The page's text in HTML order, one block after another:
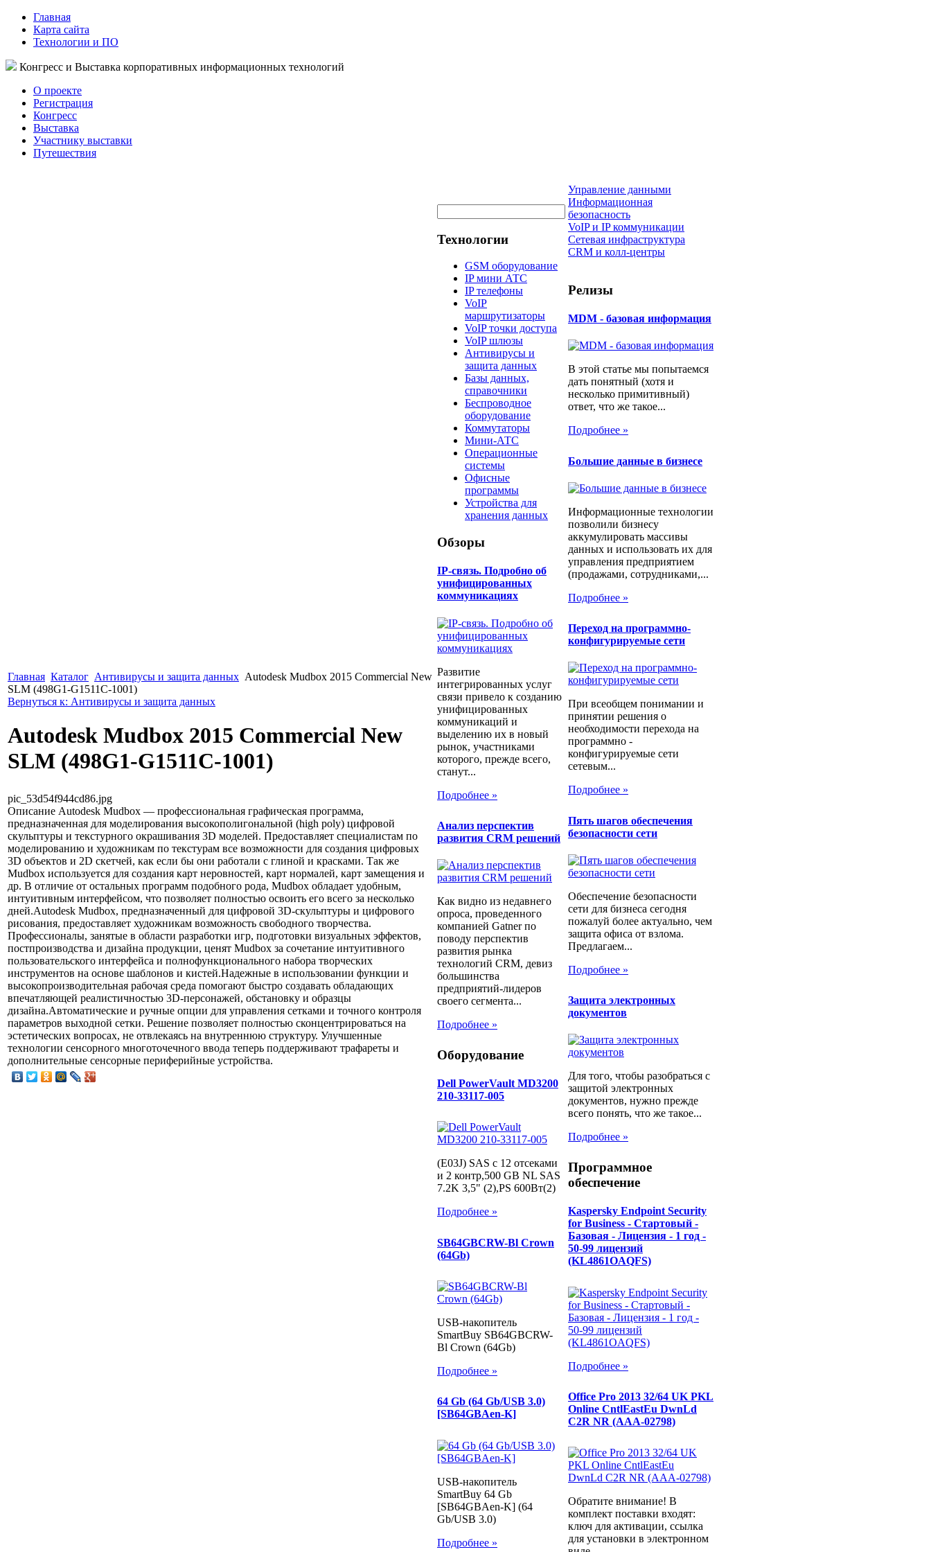
Главная
Карта сайта
Технологии и ПО
Конгресс и Выставка корпоративных информационных технологий
О проекте
Регистрация
Конгресс
Выставка
Участнику выставки
Путешествия
Главная Каталог Антивирусы и защита данных Autodesk Mudbox 2015 Commercial New
SLM (498G1-G1511C-1001)
Вернуться к: Антивирусы и защита данных
Autodesk Mudbox 2015 Commercial New
SLM (498G1-G1511C-1001)
pic_53d54f944cd86.jpg
Описание Autodesk Mudbox — профессиональная графическая программа,
предназначенная для моделирования высокополигональной (high poly) цифровой
скульптуры и текстурного окрашивания 3D моделей. Предоставляет специалистам по
моделированию и художникам по текстурам все возможности для создания цифровых
3D объектов и 2D скетчей, как если бы они работали с глиной и красками. Так же
Mudbox используется для создания карт неровностей, карт нормалей, карт замещения и
др. В отличие от остальных программ подобного рода, Mudbox обладает удобным,
интуитивным интерфейсом, что позволяет полностью освоить его всего за несколько
дней.Autodesk Mudbox, предназначенный для цифровой 3D-скульптуры и цифрового
рисования, предоставляет художникам возможность свободного творчества.
Профессионалы, занятые в области разработки игр, подготовки визуальных эффектов,
постпроизводства и дизайна продукции, ценят Mudbox за сочетание интуитивного
пользовательского интерфейса и полнофункционального набора творческих
инструментов на основе шаблонов и кистей.Надежные в использовании функции и
высокопроизводительная рабочая среда помогают быстро создавать обладающих
впечатляющей реалистичностью 3D-персонажей, обстановку и образцы
дизайна.Автоматические и ручные опции для управления сетками и точного контроля
параметров выходной сетки. Решение позволяет полностью сконцентрироваться на
эстетических вопросах, не отвлекаясь на внутреннюю структуру. Улучшенные
технологии сенсорного многоточечного ввода теперь поддерживают трафареты и
дополнительные сенсорные периферийные устройства.
Технологии
GSM оборудование
IP мини АТС
IP телефоны
VoIP
маршрутизаторы
VoIP точки доступа
VoIP шлюзы
Антивирусы и
защита данных
Базы данных,
справочники
Беспроводное
оборудование
Коммутаторы
Мини-АТС
Операционные
системы
Офисные
программы
Устройства для
хранения данных
Обзоры
IP-связь. Подробно об
унифицированных
коммуникациях
Развитие
интегрированных услуг
связи привело к созданию
унифицированных
коммуникаций и
выделению их в новый
рынок, участниками
которого, прежде всего,
станут...
Подробнее »
Анализ перспектив
развития CRM решений
Как видно из недавнего
опроса, проведенного
компанией Gatner по
поводу перспектив
развития рынка
технологий CRM, девиз
большинства
предприятий-лидеров
своего сегмента...
Подробнее »
Оборудование
Dell PowerVault MD3200
210-33117-005
(E03J) SAS с 12 отсеками
и 2 контр,500 GB NL SAS
7.2K 3,5" (2),PS 600Вт(2)
Подробнее »
SB64GBCRW-Bl Crown
(64Gb)
USB-накопитель
SmartBuy SB64GBCRW-
Bl Crown (64Gb)
Подробнее »
64 Gb (64 Gb/USB 3.0)
[SB64GBAen-K]
USB-накопитель
SmartBuy 64 Gb
[SB64GBAen-K] (64
Gb/USB 3.0)
Подробнее »
Управление данными
Информационная
безопасность
VoIP и IP коммуникации
Сетевая инфраструктура
CRM и колл-центры
Релизы
MDM - базовая информация
В этой статье мы попытаемся
дать понятный (хотя и
несколько примитивный)
ответ, что же такое...
Подробнее »
Большие данные в бизнесе
Информационные технологии
позволили бизнесу
аккумулировать массивы
данных и использовать их для
управления предприятием
(продажами, сотрудниками,...
Подробнее »
Переход на программно-
конфигурируемые сети
При всеобщем понимании и
принятии решения о
необходимости перехода на
программно -
конфигурируемые сети
сетевым...
Подробнее »
Пять шагов обеспечения
безопасности сети
Обеспечение безопасности
сети для бизнеса сегодня
пожалуй более актуально, чем
защита офиса от взлома.
Предлагаем...
Подробнее »
Защита электронных
документов
Для того, чтобы разобраться с
защитой электронных
документов, нужно прежде
всего понять, что же такое...
Подробнее »
Программное
обеспечение
Kaspersky Endpoint Security
for Business - Стартовый -
Базовая - Лицензия - 1 год -
50-99 лицензий
(KL4861OAQFS)
Подробнее »
Office Pro 2013 32/64 UK PKL
Online CntlEastEu DwnLd
C2R NR (AAA-02798)
Обратите внимание! В
комплект поставки входят:
ключ для активации, ссылка
для установки в электронном